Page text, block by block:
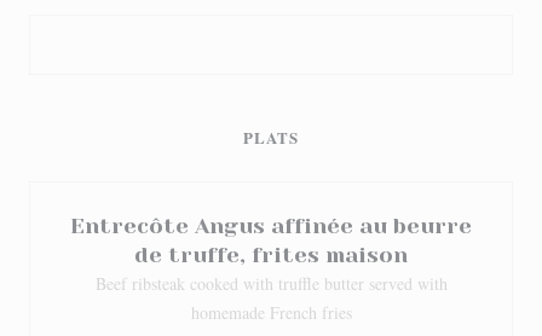
PLATS
Entrecôte Angus affinée au beurre
de truffe, frites maison
Beef ribsteak cooked with truffle butter served with
homemade French fries